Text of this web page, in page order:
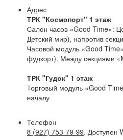
Адрес
ТРК "Космопорт" 1 этаж
Салон часов «Good Time»:
Детский мир), напротив
Часовой модуль «Good
фудкорт). Между секциями
ТРК "Гудок" 1 этаж
Торговый модуль «Good
началу
Телефон
8 (927) 753-79-99. Доступен